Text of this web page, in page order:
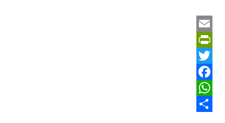
Email
PrintFriendly
Twitter
Facebook
WhatsApp